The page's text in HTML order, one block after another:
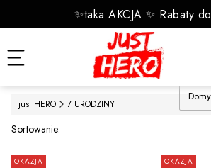
✨taka AKCJA ✨ Rabaty do
just HERO 7 URODZINY
Lista produktów
Sortowanie:
OKAZJA OKAZJA